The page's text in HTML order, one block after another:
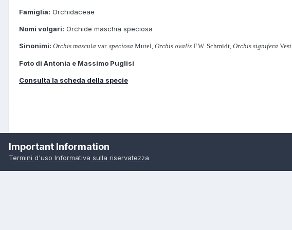
Famiglia: Orchidaceae
Nomi volgari: Orchide maschia speciosa
Sinonimi: Orchis mascula var. speciosa Mutel, Orchis ovalis F.W. Schmidt, Orchis signifera Vest,
Foto di Antonia e Massimo Puglisi
Consulta la scheda della specie
Pagina Iniziale Orchidee Orchis mascula subsp.speciosa(Mutel) Hegi
Important Information
Termini d'uso Informativa sulla riservatezza